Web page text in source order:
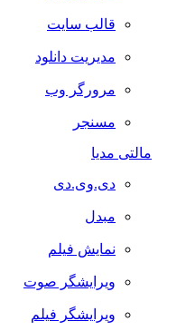
قالب سایت
مدیریت دانلود
مرورگر وب
مسنجر
مالتی مدیا
دی.وی.دی
مبدل
نمایش فیلم
ویرایشگر صوت
ویرایشگر فیلم